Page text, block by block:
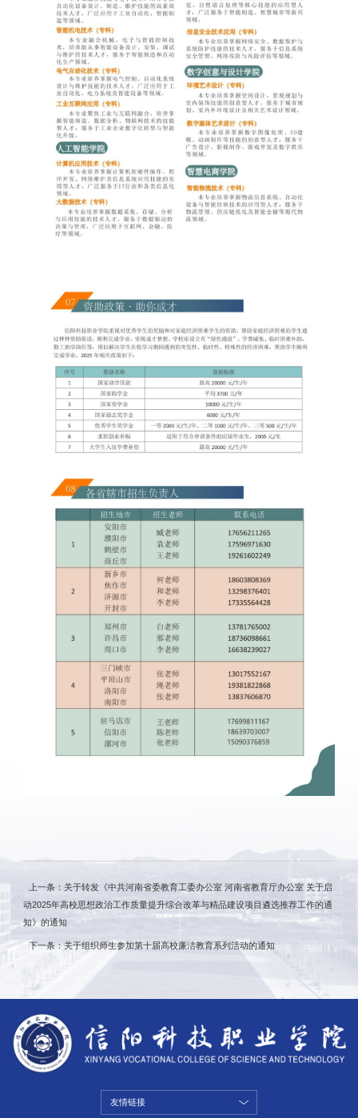
上一条：关于转发《中共河南省委教育工委办公室 河南省教育厅办公室 关于启
动2025年高校思想政治工作质量提升综合改革与精品建设项目遴选推荐工作的通
知》的通知
下一条：关于组织师生参加第十届高校廉洁教育系列活动的通知
友情链接